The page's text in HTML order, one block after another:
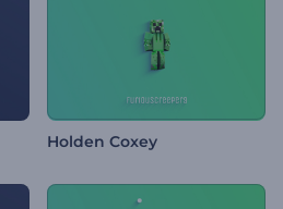
Holden Coxey